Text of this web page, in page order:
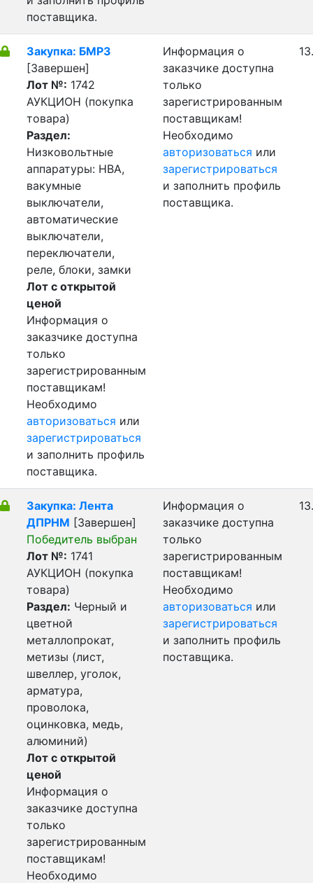
поставщика.
Закупка: БМРЗ
[Завершен]
Лот №: 1742
АУКЦИОН (покупка
товара)
Раздел:
Низковольтные
аппаратуры: НВА,
вакумные
выключатели,
автоматические
выключатели,
переключатели,
реле, блоки, замки
Лот с открытой
ценой
Информация о
заказчике доступна
только
зарегистрированным
поставщикам!
Необходимо
авторизоваться или
зарегистрироваться
и заполнить профиль
поставщика.
Информация о
заказчике доступна
только
зарегистрированным
поставщикам!
Необходимо
авторизоваться или
зарегистрироваться
и заполнить профиль
поставщика.
Закупка: Лента
ДПРНМ [Завершен]
Победитель выбран
Лот №: 1741
АУКЦИОН (покупка
товара)
Раздел: Черный и
цветной
металлопрокат,
метизы (лист,
швеллер, уголок,
арматура,
проволока,
оцинковка, медь,
алюминий)
Лот с открытой
ценой
Информация о
заказчике доступна
только
зарегистрированным
поставщикам!
Необходимо
Информация о
заказчике доступна
только
зарегистрированным
поставщикам!
Необходимо
авторизоваться или
зарегистрироваться
и заполнить профиль
поставщика.